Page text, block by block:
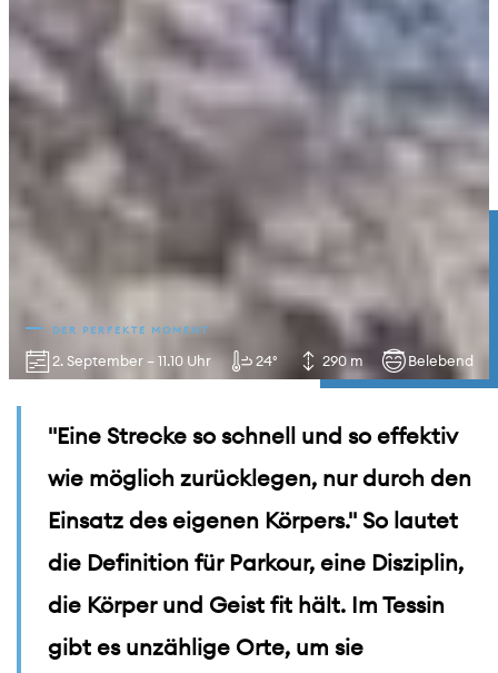
DER PERFEKTE MOMENT
2. September – 11.10 Uhr 24° 290 m Belebend
"Eine Strecke so schnell und so effektiv
wie möglich zurücklegen, nur durch den
Einsatz des eigenen Körpers." So lautet
die Definition für Parkour, eine Disziplin,
die Körper und Geist fit hält. Im Tessin
gibt es unzählige Orte, um sie